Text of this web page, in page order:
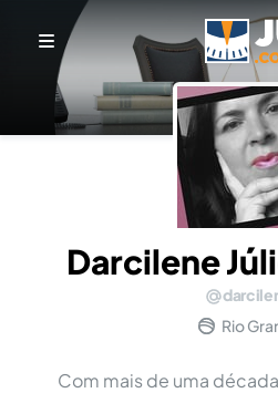
Darcilene
Rio
Com mais de uma